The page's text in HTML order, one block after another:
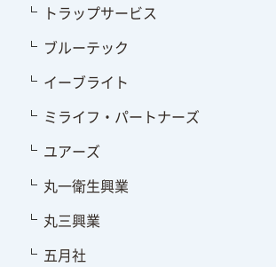
トラップサービス
ブルーテック
イーブライト
ミライフ・パートナーズ
ユアーズ
丸一衛生興業
丸三興業
五月社